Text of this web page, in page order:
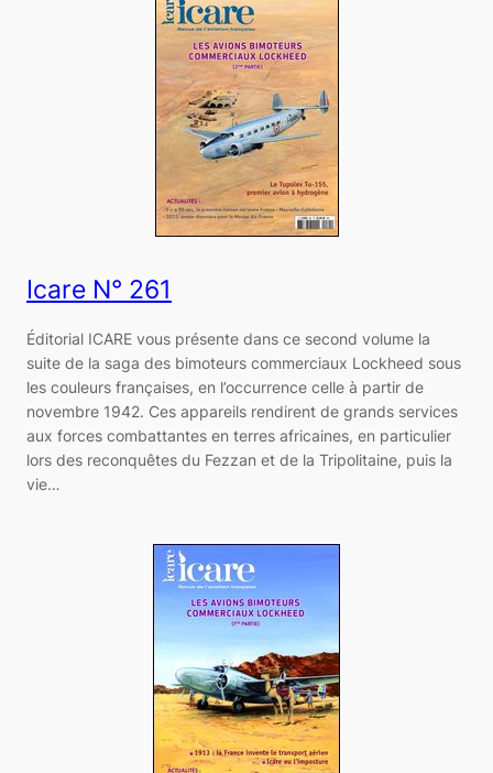
Icare N° 261
Éditorial ICARE vous présente dans ce second volume la
suite de la saga des bimoteurs commerciaux Lockheed sous
les couleurs françaises, en l’occurrence celle à partir de
novembre 1942. Ces appareils rendirent de grands services
aux forces combattantes en terres africaines, en particulier
lors des reconquêtes du Fezzan et de la Tripolitaine, puis la
vie…